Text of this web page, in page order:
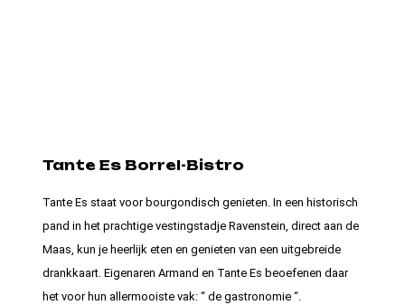
Tante Es Borrel-Bistro
Tante Es staat voor bourgondisch genieten. In een historisch
pand in het prachtige vestingstadje Ravenstein, direct aan de
Maas, kun je heerlijk eten en genieten van een uitgebreide
drankkaart. Eigenaren Armand en Tante Es beoefenen daar
het voor hun allermooiste vak: “ de gastronomie “.